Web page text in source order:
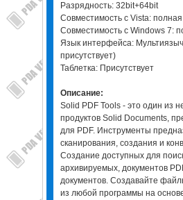
Разрядность: 32bit+64bit
Совместимость с Vista: полная
Совместимость с Windows 7:
Язык интерфейса:
присутствует)
Таблетка: Присутствует
Описание:
Solid PDF Tools - это один из
продуктов Solid Documents,
для PDF. Инструменты
сканирования, создания и
Создание доступных для
архивируемых, документов
документов. Создавайте
из любой программы на